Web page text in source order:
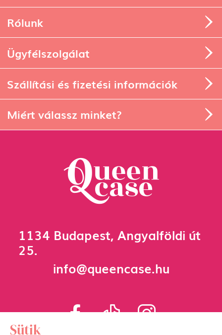
Rólunk
Ügyfélszolgálat
Szállítási és fizetési információk
Miért válassz minket?
1134 Budapest, Angyalföldi út
25.
info@queencase.hu
Sütik